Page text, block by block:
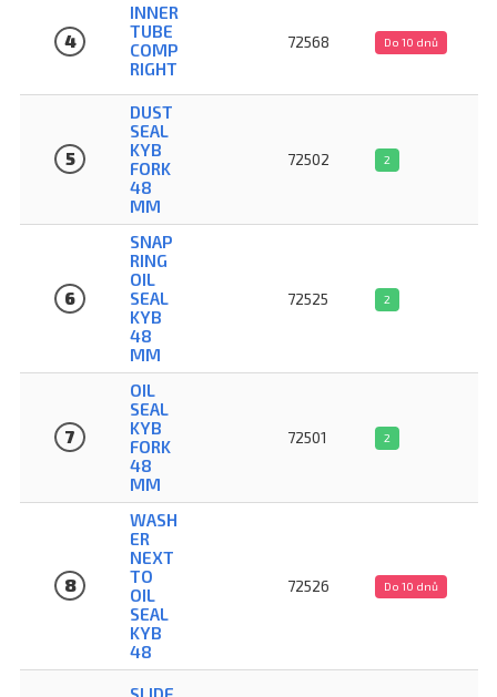
4
INNER
TUBE
COMP
RIGHT
72568 Do 10 dnů
5
DUST
SEAL
KYB
FORK
48
MM
72502 2
6
SNAP
RING
OIL
SEAL
KYB
48
MM
72525 2
7
OIL
SEAL
KYB
FORK
48
MM
72501 2
8
WASH
ER
NEXT
TO
OIL
SEAL
KYB
48
72526 Do 10 dnů